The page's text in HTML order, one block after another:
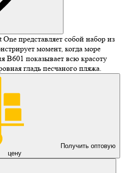
представляет собой набор из
момент, когда море
B601 показывает всю красоту
гладь песчаного пляжа.
Получить оптовую
цену